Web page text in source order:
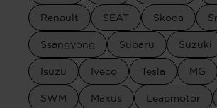
Renault SEAT Skoda
Ssangyong Subaru Suzuki
Isuzu Iveco Tesla MG
SWM Maxus Leapmotor